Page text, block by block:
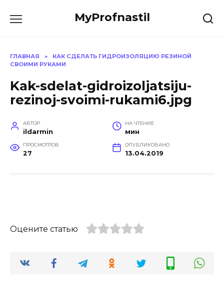
MyProfnastil
ГЛАВНАЯ »
КАК СДЕЛАТЬ ГИДРОИЗОЛЯЦИЮ РЕЗИНОЙ
СВОИМИ РУКАМИ
Kak-sdelat-gidroizoljatsiju-
rezinoj-svoimi-rukami6.jpg
АВТОР
ildarmin
НА ЧТЕНИЕ
мин
ПРОСМОТРОВ
27
ОПУБЛИКОВАНО
13.04.2019
Оцените статью